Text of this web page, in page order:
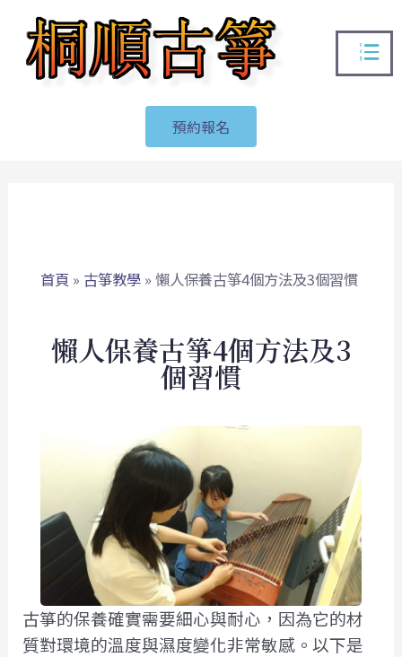
選
單
預約報名
首頁 » 古箏教學 »懶人保養古箏4個方法及3個習慣
懶人保養古箏4個方法及3
個習慣
古箏的保養確實需要細心與耐心，因為它的材
質對環境的溫度與濕度變化非常敏感。以下是